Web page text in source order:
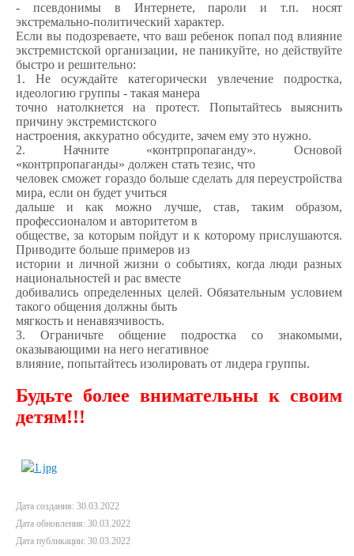
- псевдонимы в Интернете, пароли и т.п. носят
экстремально-политический характер.
Если вы подозреваете, что ваш ребенок попал под влияние
экстремистской организации, не паникуйте, но действуйте
быстро и решительно:
1. Не осуждайте категорически увлечение подростка,
идеологию группы - такая манера
точно натолкнется на протест. Попытайтесь выяснить
причину экстремистского
настроения, аккуратно обсудите, зачем ему это нужно.
2. Начните «контрпропаганду». Основой
«контрпропаганды» должен стать тезис, что
человек сможет гораздо больше сделать для переустройства
мира, если он будет учиться
дальше и как можно лучше, став, таким образом,
профессионалом и авторитетом в
обществе, за которым пойдут и к которому прислушаются.
Приводите больше примеров из
истории и личной жизни о событиях, когда люди разных
национальностей и рас вместе
добивались определенных целей. Обязательным условием
такого общения должны быть
мягкость и ненавязчивость.
3. Ограничьте общение подростка со знакомыми,
оказывающими на него негативное
влияние, попытайтесь изолировать от лидера группы.
Будьте более внимательны к своим
детям!!!
Дата создания: 30.03.2022
Дата обновления: 30.03.2022
Дата публикации: 30.03.2022